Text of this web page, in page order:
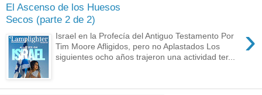
El Ascenso de los Huesos
Secos (parte 2 de 2)
›
Israel en la Profecía del Antiguo Testamento Por
Tim Moore Afligidos, pero no Aplastados Los
siguientes ocho años trajeron una actividad ter...